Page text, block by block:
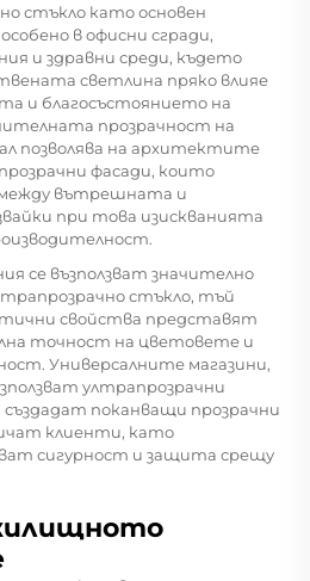
стъкло като основен
в офисни сгради,
и здравни среди, където
светлина пряко влияе
и благосъстоянието на
прозрачност на
позволява на архитектите
фасади, които
вътрешната и
при това изискванията
се възползват значително
стъкло, тъй
свойства представят
точност на цветовете и
Универсалните магазини,
ултрапрозрачни
създадат поканващи прозрачни
клиенти, като
сигурност и защита срещу